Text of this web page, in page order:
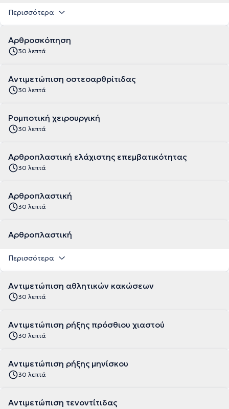
Περισσότερα
Αρθροσκόπηση
30 λεπτά
Αντιμετώπιση οστεοαρθρίτιδας
30 λεπτά
Ρομποτική χειρουργική
30 λεπτά
Αρθροπλαστική ελάχιστης επεμβατικότητας
30 λεπτά
Αρθροπλαστική
30 λεπτά
Αρθροπλαστική
Περισσότερα
Αντιμετώπιση αθλητικών κακώσεων
30 λεπτά
Αντιμετώπιση ρήξης πρόσθιου χιαστού
30 λεπτά
Αντιμετώπιση ρήξης μηνίσκου
30 λεπτά
Αντιμετώπιση τενοντίτιδας